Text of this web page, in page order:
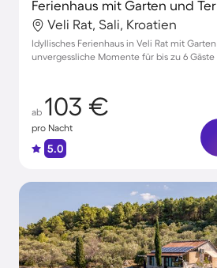
Ferienhaus mit Garten und
Veli Rat, Sali, Kroatien
Idyllisches Ferienhaus in Veli Rat mit
unvergessliche Momente für bis zu 6 Gäste
ab 103 €
pro Nacht
5.0